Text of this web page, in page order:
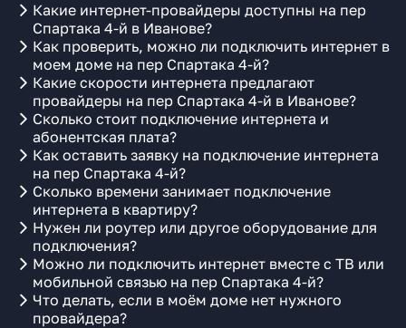
Какие интернет-провайдеры доступны на пер
Спартака 4-й в Иванове?
Как проверить, можно ли подключить интернет в
моем доме на пер Спартака 4-й?
Какие скорости интернета предлагают
провайдеры на пер Спартака 4-й в Иванове?
Сколько стоит подключение интернета и
абонентская плата?
Как оставить заявку на подключение интернета
на пер Спартака 4-й?
Сколько времени занимает подключение
интернета в квартиру?
Нужен ли роутер или другое оборудование для
подключения?
Можно ли подключить интернет вместе с ТВ или
мобильной связью на пер Спартака 4-й?
Что делать, если в моём доме нет нужного
провайдера?